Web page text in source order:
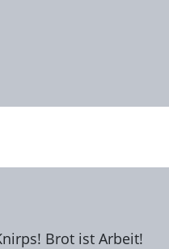
Brot ist Arbeit!